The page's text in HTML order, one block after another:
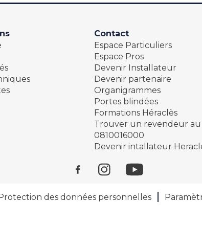
Contact
Espace Particuliers
Espace Pros
Devenir Installateur
Devenir partenaire
Organigrammes
Portes blindées
Formations Héraclès
Trouver un revendeur au
0810016000
Devenir intallateur
Protection des données personnelles